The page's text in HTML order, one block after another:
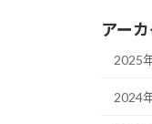
アー
2025
2024